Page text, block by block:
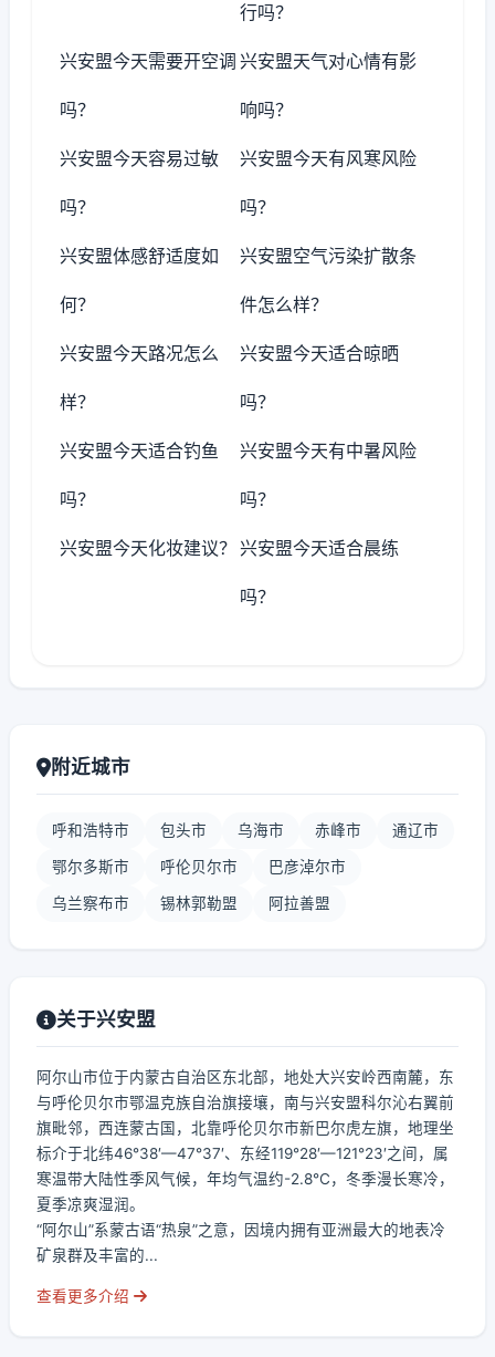
行吗？
兴安盟今天需要开空调
吗？
兴安盟天气对心情有影
响吗？
兴安盟今天容易过敏
吗？
兴安盟今天有风寒风险
吗？
兴安盟体感舒适度如
何？
兴安盟空气污染扩散条
件怎么样？
兴安盟今天路况怎么
样？
兴安盟今天适合晾晒
吗？
兴安盟今天适合钓鱼
吗？
兴安盟今天有中暑风险
吗？
兴安盟今天化妆建议？ 兴安盟今天适合晨练
吗？
附近城市
呼和浩特市 包头市 乌海市 赤峰市 通辽市
鄂尔多斯市 呼伦贝尔市 巴彦淖尔市
乌兰察布市 锡林郭勒盟 阿拉善盟
关于兴安盟
阿尔山市位于内蒙古自治区东北部，地处大兴安岭西南麓，东
与呼伦贝尔市鄂温克族自治旗接壤，南与兴安盟科尔沁右翼前
旗毗邻，西连蒙古国，北靠呼伦贝尔市新巴尔虎左旗，地理坐
标介于北纬46°38′—47°37′、东经119°28′—121°23′之间，属
寒温带大陆性季风气候，年均气温约-2.8℃，冬季漫长寒冷，
夏季凉爽湿润。
“阿尔山”系蒙古语“热泉”之意，因境内拥有亚洲最大的地表冷
矿泉群及丰富的...
查看更多介绍